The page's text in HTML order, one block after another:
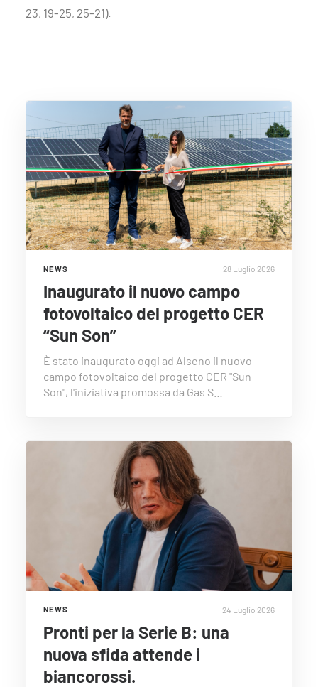
23, 19-25, 25-21).
NEWS 28 Luglio 2026
Inaugurato il nuovo campo
fotovoltaico del progetto CER
“Sun Son”
È stato inaugurato oggi ad Alseno il nuovo
campo fotovoltaico del progetto CER "Sun
Son", l'iniziativa promossa da Gas S…
NEWS 24 Luglio 2026
Pronti per la Serie B: una
nuova sfida attende i
biancorossi.